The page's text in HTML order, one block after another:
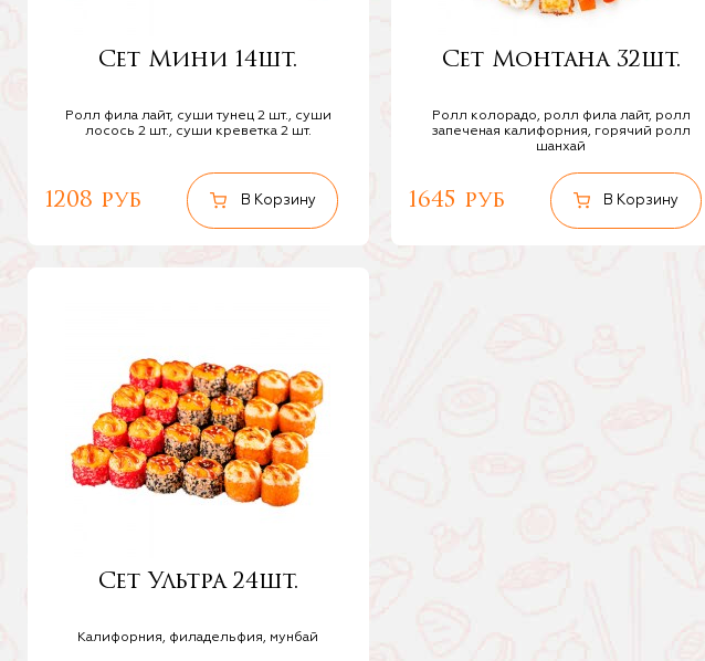
Сет Мини 14шт.
Ролл фила лайт, суши тунец 2 шт., суши
лосось 2 шт., суши креветка 2 шт.
1208 руб
Сет Монтана 32шт.
Ролл колорадо, ролл фила лайт, ролл
запеченая калифорния, горячий ролл
шанхай
1645 руб
Сет Ультра 24шт.
Калифорния, филадельфия, мунбай